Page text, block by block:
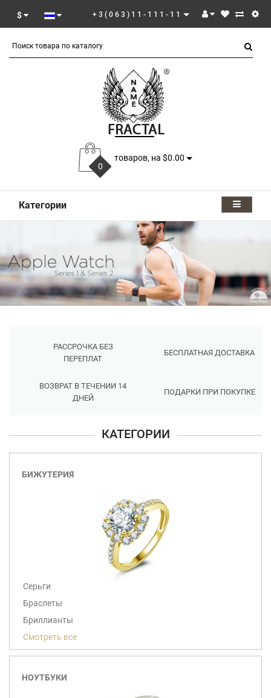
$ +3(063)11-111-11
0
товаров, на $0.00
Категории
РАССРОЧКА БЕЗ
ПЕРЕПЛАТ
БЕСПЛАТНАЯ ДОСТАВКА
ВОЗВРАТ В ТЕЧЕНИИ 14
ДНЕЙ
ПОДАРКИ ПРИ ПОКУПКЕ
КАТЕГОРИИ
БИЖУТЕРИЯ
Серьги
Браслеты
Бриллианты
Смотреть все
НОУТБУКИ